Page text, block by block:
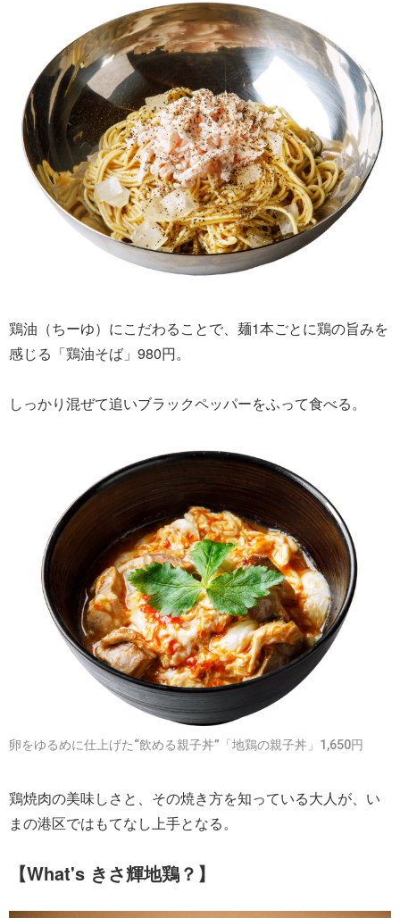
鶏油（ちーゆ）にこだわることで、麺1本ごとに鶏の旨みを
感じる「鶏油そば」980円。
しっかり混ぜて追いブラックペッパーをふって食べる。
卵をゆるめに仕上げた“飲める親子丼”「地鶏の親子丼」1,650円
鶏焼肉の美味しさと、その焼き方を知っている大人が、い
まの港区ではもてなし上手となる。
【What's きさ輝地鶏？】